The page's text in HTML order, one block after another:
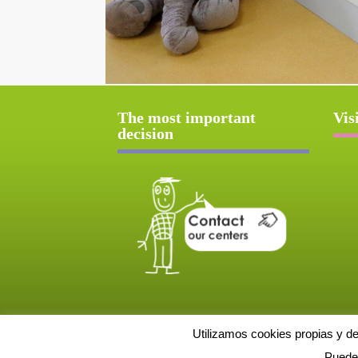
The most important
decision
Utilizamos cookies propias y